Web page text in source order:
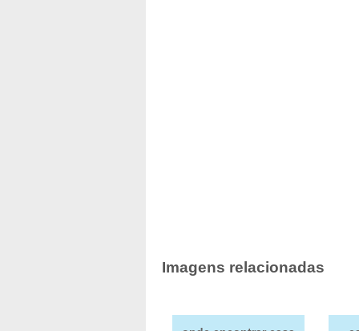
Imagens relacionadas